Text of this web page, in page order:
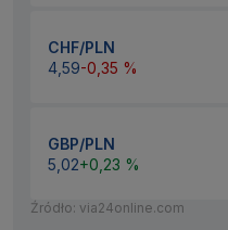
CHF/PLN
4,59-0,35 %
GBP/PLN
5,02+0,23 %
Źródło: via24online.com